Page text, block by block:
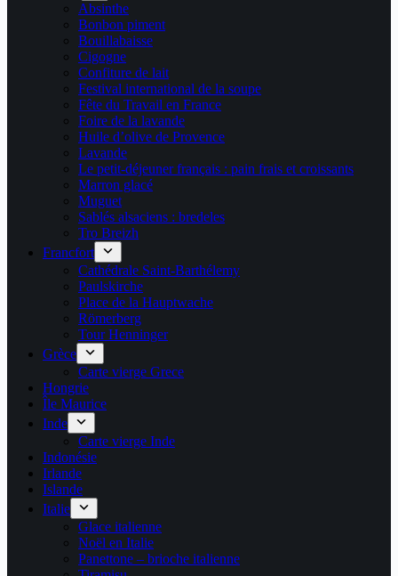
Absinthe
Bonbon piment
Bouillabaisse
Cigogne
Confiture de lait
Festival international de la soupe
Fête du Travail en France
Foire de la lavande
Huile d’olive de Provence
Lavande
Le petit-déjeuner français : pain frais et croissants
Marron glacé
Muguet
Sablés alsaciens : bredeles
Tro Breizh
Francfort
Cathédrale Saint-Barthélemy
Paulskirche
Place de la Hauptwache
Römerberg
Tour Henninger
Grèce
Carte vierge Grece
Hongrie
Île Maurice
Inde
Carte vierge Inde
Indonésie
Irlande
Islande
Italie
Glace italienne
Noël en Italie
Panettone – brioche italienne